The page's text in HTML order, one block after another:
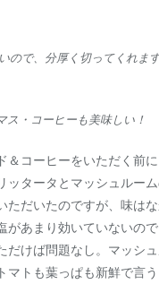
ので、分厚く切ってくれま
ス・コーヒーも美味しい！
＆コーヒーをいただく前
ッタータとマッシュルー
ただいたのですが、味はな
があまり効いていないの
だけば問題なし。マッシ
マトも葉っぱも新鮮で言